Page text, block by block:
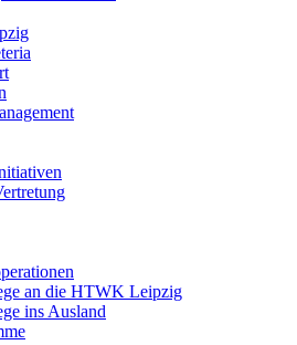
an die HTWK Leipzig
ins Ausland